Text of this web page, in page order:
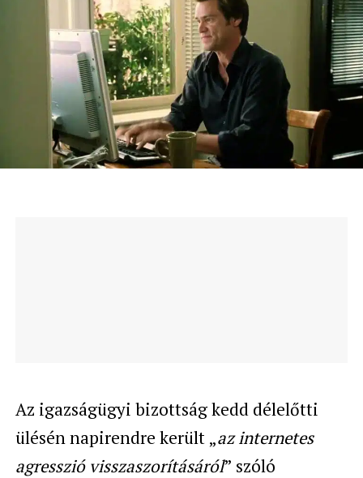
Az igazságügyi bizottság kedd délelőtti
ülésén napirendre került „az internetes
agresszió visszaszorításáról” szóló